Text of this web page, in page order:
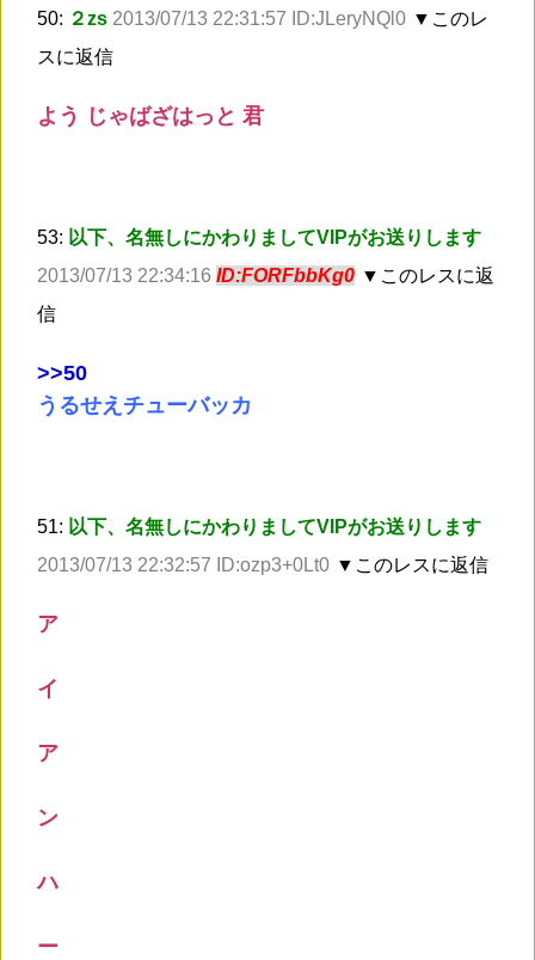
50: ２zs 2013/07/13 22:31:57 ID:JLeryNQl0 ▼このレ
スに返信
よう じゃばざはっと 君
53: 以下、名無しにかわりましてVIPがお送りします
2013/07/13 22:34:16 ID:FORFbbKg0 ▼このレスに返
信
>>50
うるせえチューバッカ
51: 以下、名無しにかわりましてVIPがお送りします
2013/07/13 22:32:57 ID:ozp3+0Lt0 ▼このレスに返信
ア
イ
ア
ン
ハ
ー